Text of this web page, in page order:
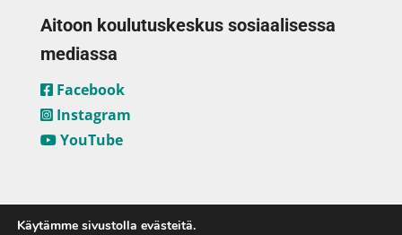
Aitoon koulutuskeskus sosiaalisessa
mediassa
Facebook
Instagram
YouTube
Käytämme sivustolla evästeitä.